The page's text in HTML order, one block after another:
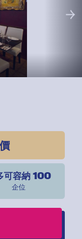
可容納 100
企位